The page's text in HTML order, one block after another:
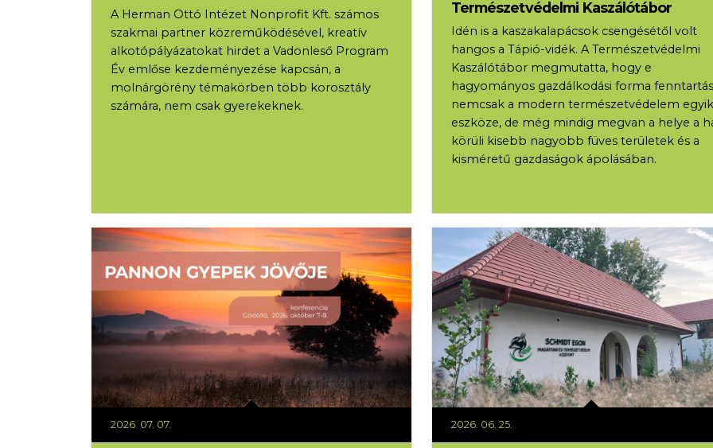
A Herman Ottó Intézet Nonprofit Kft. számos
szakmai partner közreműködésével, kreatív
alkotópályázatokat hirdet a Vadonleső Program
Év emlőse kezdeményezése kapcsán, a
molnárgörény témakörben több korosztály
számára, nem csak gyerekeknek.
Természetvédelmi Kaszálótábor
Idén is a kaszakalapácsok csengésétől volt
hangos a Tápió-vidék. A Természetvédelmi
Kaszálótábor megmutatta, hogy e
hagyományos gazdálkodási forma
nemcsak a modern természetvédelem egyik
eszköze, de még mindig megvan a helye a
körüli kisebb nagyobb füves területek és a
kisméretű gazdaságok ápolásában.
2026. 07. 07. 2026. 06. 25.